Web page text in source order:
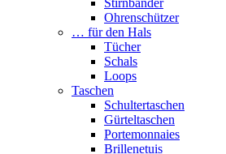
Stirnbänder
Ohrenschützer
… für den Hals
Tücher
Schals
Loops
Taschen
Schultertaschen
Gürteltaschen
Portemonnaies
Brillenetuis